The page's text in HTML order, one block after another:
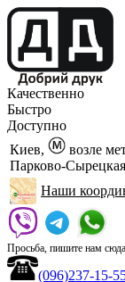
Качественно
Быстро
Доступно
Киев,
возле
Парково-
Наши
Просьба, пишите нам
(096)237-15-